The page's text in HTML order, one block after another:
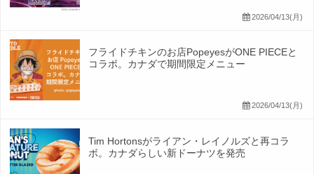
2026/04/13(月)
フライドチキンのお店PopeyesがONE PIECEと
コラボ。カナダで期間限定メニュー
2026/04/13(月)
Tim Hortonsがライアン・レイノルズと再コラ
ボ。カナダらしい新ドーナツを発売